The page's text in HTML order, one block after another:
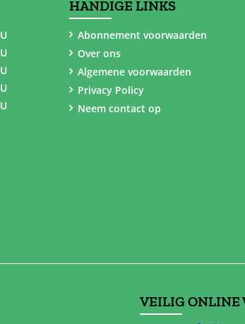
HANDIGE LINKS
Abonnement voorwaarden
Over ons
Algemene voorwaarden
Privacy Policy
Neem contact op
VEILIG ONLINE